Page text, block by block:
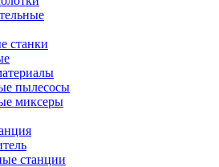
станки
пылесосы
миксеры
станции